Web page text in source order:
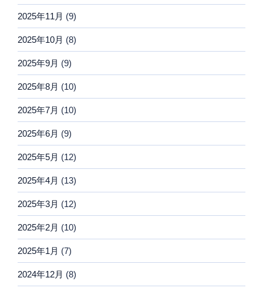
2025年11月 (9)
2025年10月 (8)
2025年9月 (9)
2025年8月 (10)
2025年7月 (10)
2025年6月 (9)
2025年5月 (12)
2025年4月 (13)
2025年3月 (12)
2025年2月 (10)
2025年1月 (7)
2024年12月 (8)